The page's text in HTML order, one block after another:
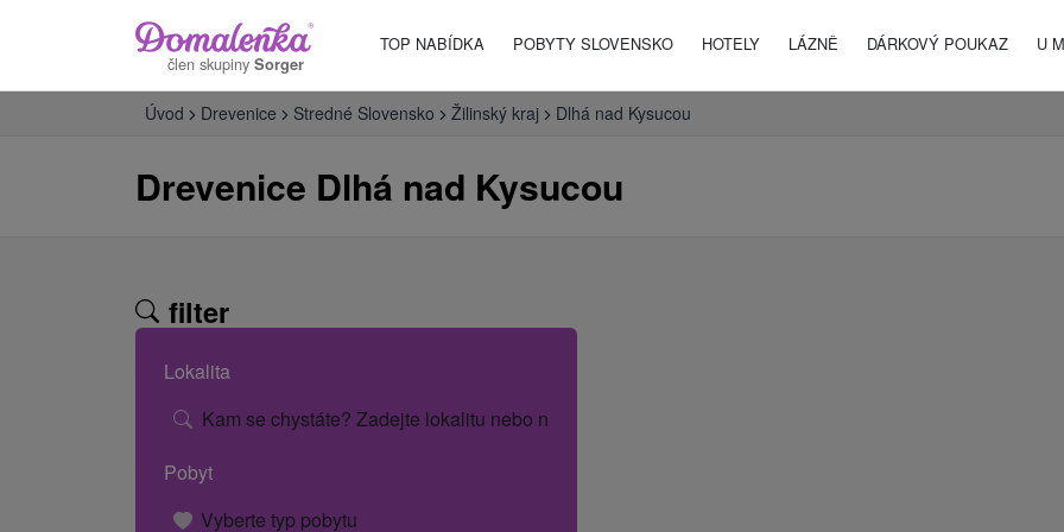
člen skupiny Sorger
TOP NABÍDKA POBYTY SLOVENSKO HOTELY LÁZNĚ DÁRKOVÝ POUKAZ U
Úvod Drevenice Stredné Slovensko Žilinský kraj Dlhá nad Kysucou
Drevenice Dlhá nad Kysucou
filter
Lokalita
Kam se chystáte? Zadejte lokalitu nebo název hotelu.
Pobyt
Vyberte typ pobytu